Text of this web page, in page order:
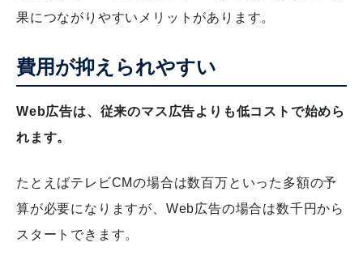
果につながりやすいメリットがあります。
費用が抑えられやすい
Web広告は、従来のマス広告よりも低コストで始めら
れます。
たとえばテレビCMの場合は数百万といった多額の予
算が必要になりますが、Web広告の場合は数千円から
スタートできます。